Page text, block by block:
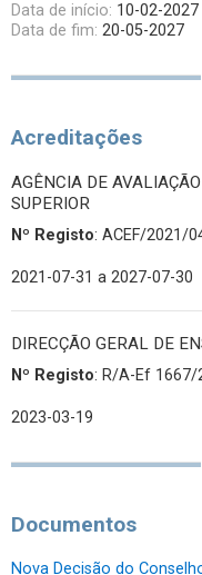
Data de início: 10-02-2027
Data de fim: 20-05-2027
Acreditações
AGÊNCIA DE
SUPERIOR
Nº Registo: ACEF/2021/
2021-07-31 a 2027-07-30
DIRECÇÃO GERAL DE
Nº Registo: R/A-Ef 1667/
2023-03-19
Documentos
Nova Decisão do